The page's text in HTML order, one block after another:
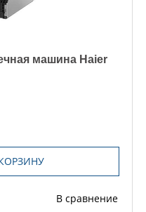
машина Haier
В сравнение